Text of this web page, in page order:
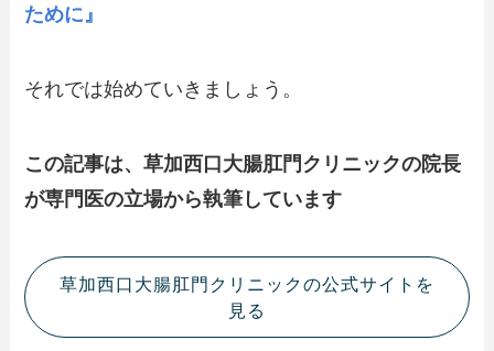
ために』
それでは始めていきましょう。
この記事は、草加西口大腸肛門クリニックの院長
が専門医の立場から執筆しています
草加西口大腸肛門クリニックの公式サイトを
見る